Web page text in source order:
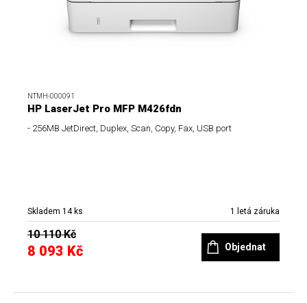
NTMH-000091
HP LaserJet Pro MFP M426fdn
- 256MB JetDirect, Duplex, Scan, Copy, Fax, USB port
Skladem 14 ks 1 letá záruka
10 110 Kč
8 093 Kč Objednat